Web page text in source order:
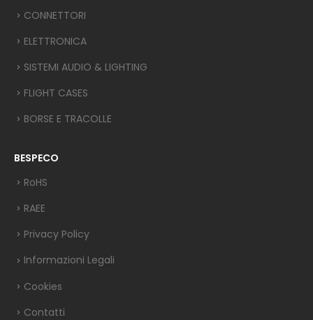
CONNETTORI
ELETTRONICA
SISTEMI AUDIO & LIGHTING
FLIGHT CASES
BORSE E TRACOLLE
BESPECO
RoHS
RAEE
Privacy Policy
Informazioni Legali
Cookies
Contatti